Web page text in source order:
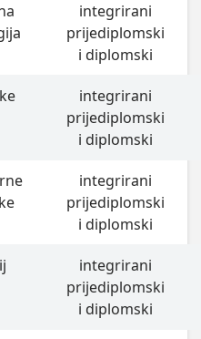
integrirani
prijediplomski
i diplomski
integrirani
prijediplomski
i diplomski
integrirani
prijediplomski
i diplomski
integrirani
prijediplomski
i diplomski